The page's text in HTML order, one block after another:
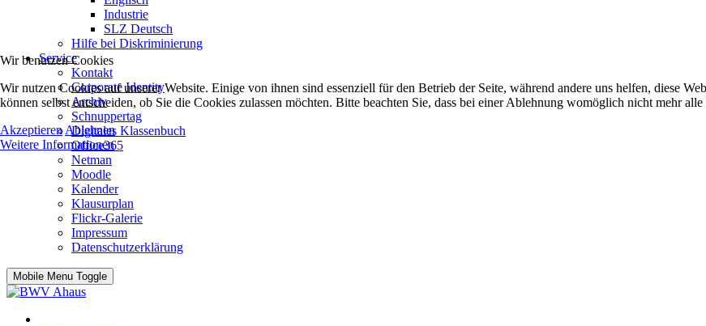
Industrie
SLZ Deutsch
Hilfe bei Diskriminierung
Service
Kontakt
Corporate Identity
Archiv
Schnuppertag
Digitales Klassenbuch
Office365
Netman
Moodle
Kalender
Klausurplan
Flickr-Galerie
Impressum
Datenschutzerklärung
Mobile Menu Toggle
Wir benutzen Cookies
Wir nutzen Cookies auf unserer Website. Einige von ihnen sind essenziell für den Betrieb der Seite, während andere uns helfen, diese
können selbst entscheiden, ob Sie die Cookies zulassen möchten. Bitte beachten Sie, dass bei einer Ablehnung womöglich nicht mehr
Akzeptieren Ablehnen
Weitere Informationen